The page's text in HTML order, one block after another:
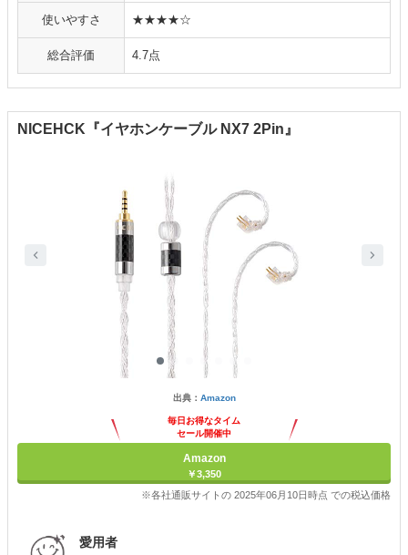
使いやすさ ★★★★☆
総合評価 4.7点
NICEHCK『イヤホンケーブル NX7 2Pin』
出典： Amazon
毎日お得なタイム
セール開催中
Amazon
￥3,350
※各社通販サイトの 2025年06月10日時点 での税込価格
愛用者